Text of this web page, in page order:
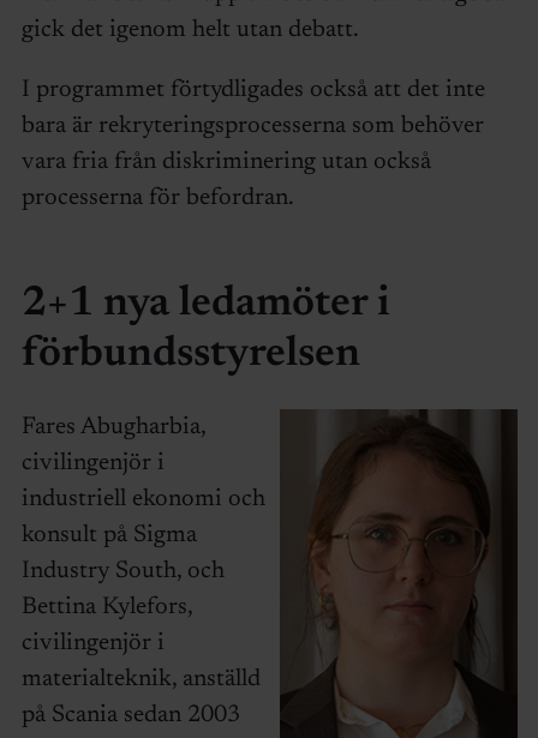
gick det igenom helt utan debatt.
I programmet förtydligades också att det inte
bara är rekryteringsprocesserna som behöver
vara fria från diskriminering utan också
processerna för befordran.
2+1 nya ledamöter i
förbundsstyrelsen
Fares Abugharbia,
civilingenjör i
industriell ekonomi och
konsult på Sigma
Industry South, och
Bettina Kylefors,
civilingenjör i
materialteknik, anställd
på Scania sedan 2003